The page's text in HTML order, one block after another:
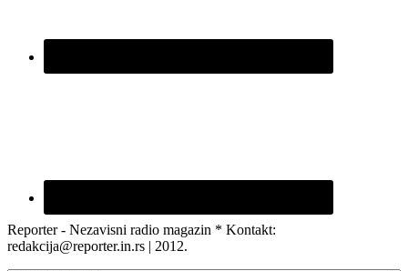
Reporter - Nezavisni radio magazin * Kontakt:
redakcija@reporter.in.rs | 2012.